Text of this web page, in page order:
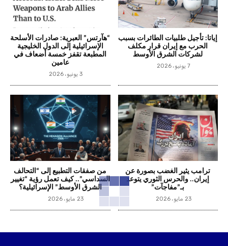
إياتا: تأجيل طلبيات الطائرات بسبب
الحرب مع إيران قرار مكلف
لشركات الشرق الأوسط
7 يونيو، 2026
“هآرتس” العبرية: صادرات الأسلحة
الإسرائيلية إلى الدول الخليجية
المطبعة تقفز خمسة أضعاف في
عامين
3 يونيو، 2026
ترامب يثير الغضب بصورة عن
إيران.. والحرس الثوري يتوعد
بـ”مفاجآت”
23 مايو، 2026
من صفقات التطبيع إلى “التحالف
السداسي”.. كيف تعمل رؤية “تغيير
الشرق الأوسط” الإسرائيلية؟
23 مايو، 2026